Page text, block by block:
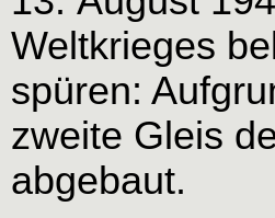
Weltkrieges
spüren:
zweite Gleis
abgebaut.